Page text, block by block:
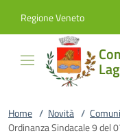
Regione Veneto
Home / Novità /
Ordinanza Sindacale 9 del